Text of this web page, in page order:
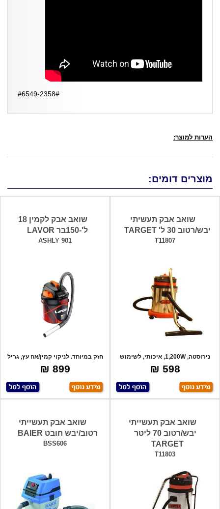
#6549-2358#
הערות למוצר:
מוצרים דומים:
שואב אבק תעשיתי
יבש/רטוב 30 ל' TARGET
T11807
נירוסטה, 1,200W, איכותי, לשימוש
ביתי ותע
598 ₪
שואב אבק לקמין 18
ל'-150בר LAVOR
ASHLY 901
חזק במיוחד. לניקוי קמין/אח עץ, גריל
פחמי
899 ₪
שואב אבק תעשייתי
יבש/רטוב 70 ליטר
TARGET
T11803
שואב אבק תעשייתי
רטוב/יבש חובט BAIER
BSS606